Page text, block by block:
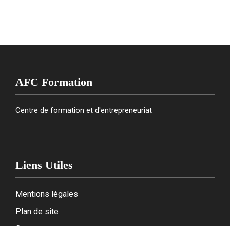
AFC Formation
Centre de formation et d'entrepreneuriat
Liens Utiles
Mentions légales
Plan de site